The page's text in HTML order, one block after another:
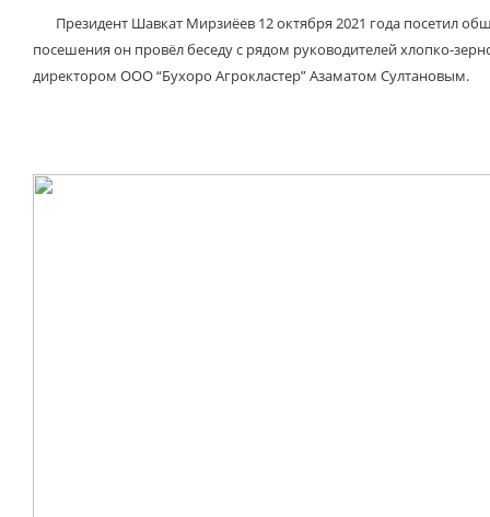
Президент Шавкат Мирзиёев 12 октября 2021 года посетил
посешения он провёл беседу с рядом руководителей хлопко-
директором ООО “Бухоро Агрокластер” Азаматом Султановым.